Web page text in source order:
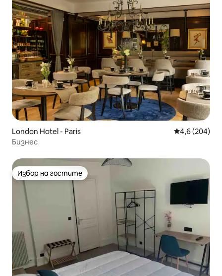
London Hotel - Paris Средна
4,6 (204)
Бизнес
Избор на гостите
Избор на гостите